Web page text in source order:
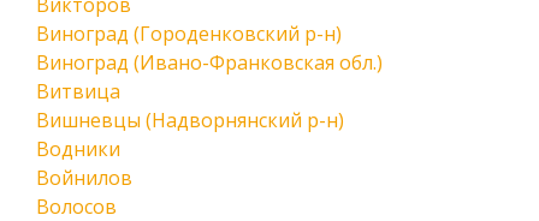
Виноград (Городенковский р-н)
Виноград (Ивано-Франковская обл.)
Витвица
Вишневцы (Надворнянский р-н)
Водники
Войнилов
Волосов